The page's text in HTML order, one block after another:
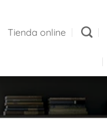
Tienda online